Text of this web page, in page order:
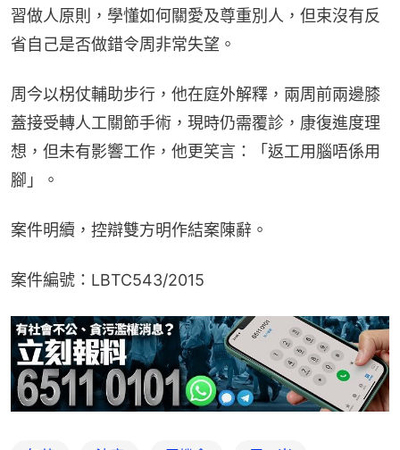
習做人原則，學懂如何關愛及尊重別人，但束沒有反
省自己是否做錯令周非常失望。
周今以柺仗輔助步行，他在庭外解釋，兩周前兩邊膝
蓋接受轉人工關節手術，現時仍需覆診，康復進度理
想，但未有影響工作，他更笑言：「返工用腦唔係用
腳」。
案件明續，控辯雙方明作結案陳辭。
案件編號：LBTC543/2015